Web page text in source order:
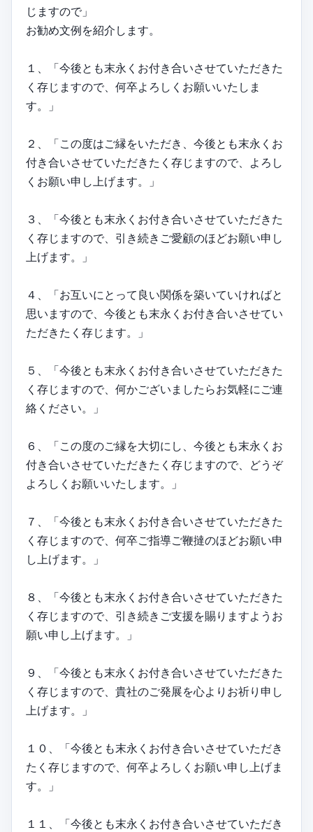
じますので」
お勧め文例を紹介します。
１、「今後とも末永くお付き合いさせていただきた
く存じますので、何卒よろしくお願いいたしま
す。」
２、「この度はご縁をいただき、今後とも末永くお
付き合いさせていただきたく存じますので、よろし
くお願い申し上げます。」
３、「今後とも末永くお付き合いさせていただきた
く存じますので、引き続きご愛顧のほどお願い申し
上げます。」
４、「お互いにとって良い関係を築いていければと
思いますので、今後とも末永くお付き合いさせてい
ただきたく存じます。」
５、「今後とも末永くお付き合いさせていただきた
く存じますので、何かございましたらお気軽にご連
絡ください。」
６、「この度のご縁を大切にし、今後とも末永くお
付き合いさせていただきたく存じますので、どうぞ
よろしくお願いいたします。」
７、「今後とも末永くお付き合いさせていただきた
く存じますので、何卒ご指導ご鞭撻のほどお願い申
し上げます。」
８、「今後とも末永くお付き合いさせていただきた
く存じますので、引き続きご支援を賜りますようお
願い申し上げます。」
９、「今後とも末永くお付き合いさせていただきた
く存じますので、貴社のご発展を心よりお祈り申し
上げます。」
１０、「今後とも末永くお付き合いさせていただき
たく存じますので、何卒よろしくお願い申し上げま
す。」
１１、「今後とも末永くお付き合いさせていただき